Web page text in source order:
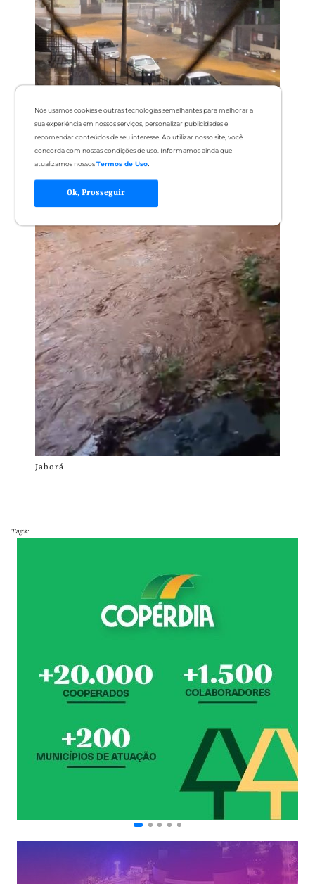
Nós usamos cookies e outras tecnologias semelhantes para melhorar a
sua experiência em nossos serviços, personalizar publicidades e
recomendar conteúdos de seu interesse. Ao utilizar nosso site, você
concorda com nossas condições de uso. Informamos ainda que
atualizamos nossosTermos de Uso.
Ok, Prosseguir
Jaborá
Tags: